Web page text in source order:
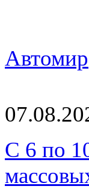
Автомир
С 6 по